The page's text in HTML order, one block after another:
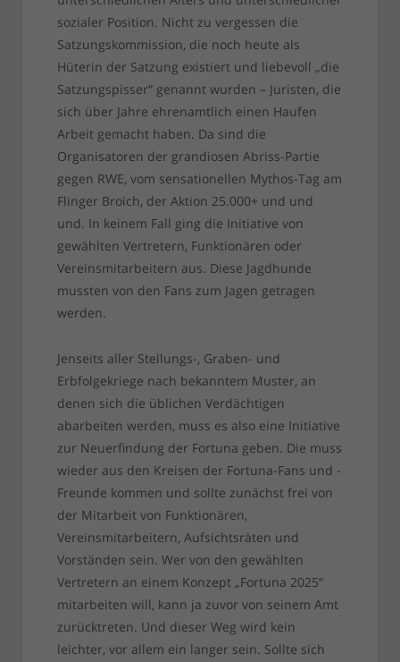
sozialer Position. Nicht zu vergessen die
Satzungskommission, die noch heute als
Hüterin der Satzung existiert und liebevoll „die
Satzungspisser“ genannt wurden – Juristen, die
sich über Jahre ehrenamtlich einen Haufen
Arbeit gemacht haben. Da sind die
Organisatoren der grandiosen Abriss-Partie
gegen RWE, vom sensationellen Mythos-Tag am
Flinger Broich, der Aktion 25.000+ und und
und. In keinem Fall ging die Initiative von
gewählten Vertretern, Funktionären oder
Vereinsmitarbeitern aus. Diese Jagdhunde
mussten von den Fans zum Jagen getragen
werden.
Jenseits aller Stellungs-, Graben- und
Erbfolgekriege nach bekanntem Muster, an
denen sich die üblichen Verdächtigen
abarbeiten werden, muss es also eine Initiative
zur Neuerfindung der Fortuna geben. Die muss
wieder aus den Kreisen der Fortuna-Fans und -
Freunde kommen und sollte zunächst frei von
der Mitarbeit von Funktionären,
Vereinsmitarbeitern, Aufsichtsräten und
Vorständen sein. Wer von den gewählten
Vertretern an einem Konzept „Fortuna 2025“
mitarbeiten will, kann ja zuvor von seinem Amt
zurücktreten. Und dieser Weg wird kein
leichter, vor allem ein langer sein. Sollte sich